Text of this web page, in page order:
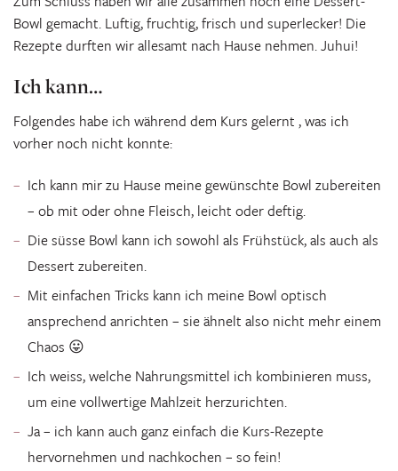
Bowl gemacht. Luftig, fruchtig, frisch und superlecker! Die
Rezepte durften wir allesamt nach Hause nehmen. Juhui!
Ich kann…
Folgendes habe ich während dem Kurs gelernt , was ich
vorher noch nicht konnte:
Ich kann mir zu Hause meine gewünschte Bowl zubereiten
– ob mit oder ohne Fleisch, leicht oder deftig.
Die süsse Bowl kann ich sowohl als Frühstück, als auch als
Dessert zubereiten.
Mit einfachen Tricks kann ich meine Bowl optisch
ansprechend anrichten – sie ähnelt also nicht mehr einem
Chaos 😛
Ich weiss, welche Nahrungsmittel ich kombinieren muss,
um eine vollwertige Mahlzeit herzurichten.
Ja – ich kann auch ganz einfach die Kurs-Rezepte
hervornehmen und nachkochen – so fein!